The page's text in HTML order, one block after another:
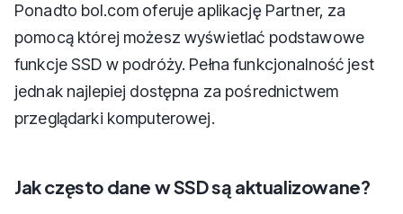
Ponadto bol.com oferuje aplikację Partner, za
pomocą której możesz wyświetlać podstawowe
funkcje SSD w podróży. Pełna funkcjonalność jest
jednak najlepiej dostępna za pośrednictwem
przeglądarki komputerowej.
Jak często dane w SSD są aktualizowane?